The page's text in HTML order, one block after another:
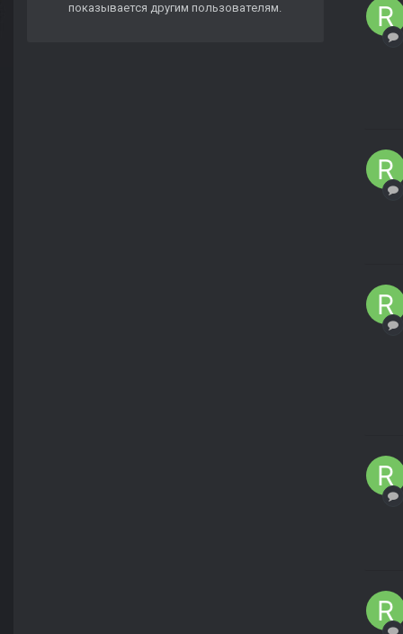
показывается другим пользователям.